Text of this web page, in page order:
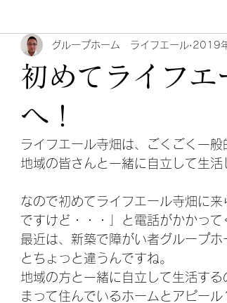
初めてライフ
へ！
グループホーム ライフエール 2019
ライフエール寺畑は、ごくごく一
地域の皆さんと一緒に自立して生活
なので初めてライフエール寺畑に
ですけど・・・」と電話がかかって
最近は、新築で障がい者グループ
とちょっと違うんですね。
地域の方と一緒に自立して生活す
まって住んでいるホームとアピール